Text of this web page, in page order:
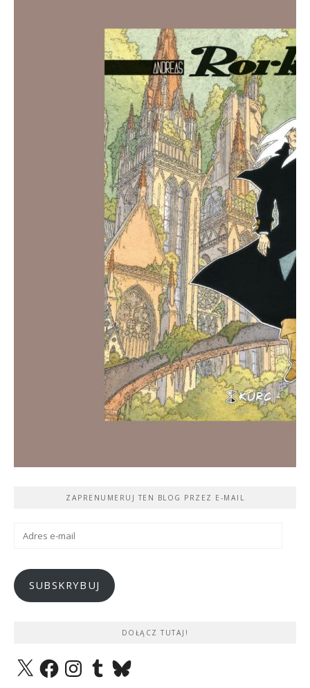
ZAPRENUMERUJ TEN BLOG PRZEZ E-MAIL
Adres
SUBSKRYBUJ
DOŁĄCZ TUTAJ!
X FacebookInstagramTumblrBluesky